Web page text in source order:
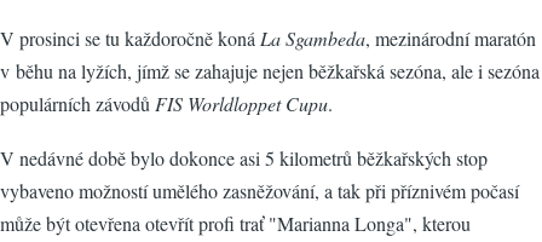
V prosinci se tu každoročně koná La Sgambeda, mezinárodní maratón
v běhu na lyžích, jímž se zahajuje nejen běžkařská sezóna, ale i sezóna
populárních závodů FIS Worldloppet Cupu.
V nedávné době bylo dokonce asi 5 kilometrů běžkařských stop
vybaveno možností umělého zasněžování, a tak při příznivém počasí
může být otevřena otevřít profi trať "Marianna Longa", kterou